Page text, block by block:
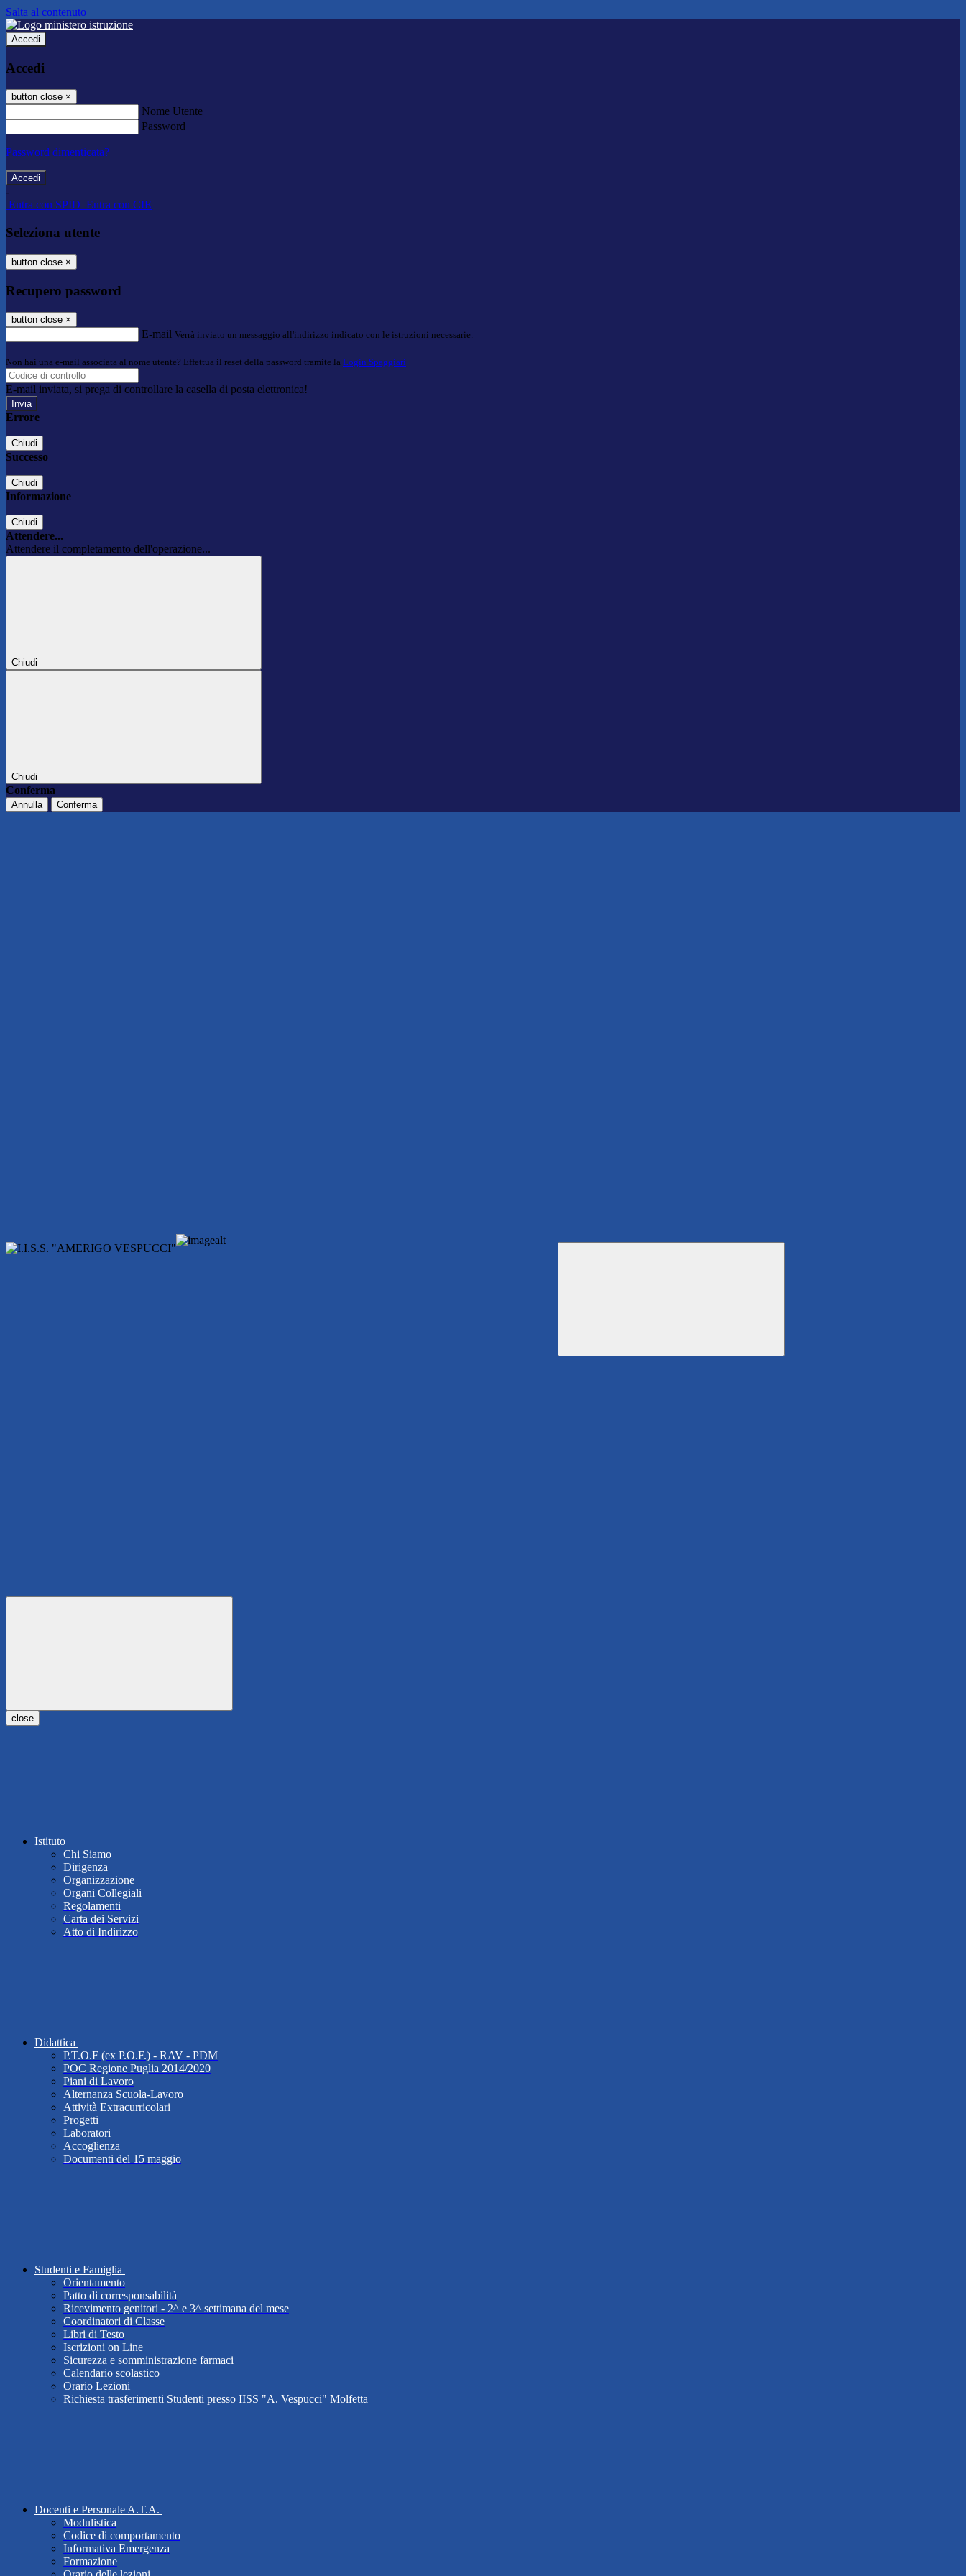
Salta al contenuto
Accedi
Accedi
button close ×
Nome Utente
Password
Password dimenticata?
-
Entra con SPID Entra con CIE
Seleziona utente
button close ×
Recupero password
button close ×
E-mail Verrà inviato un messaggio all'indirizzo indicato con le istruzioni necessarie.
Non hai una e-mail associata al nome utente? Effettua il reset della password tramite la Login Spaggiari
E-mail inviata, si prega di controllare la casella di posta elettronica!
Errore
Chiudi
Successo
Chiudi
Informazione
Chiudi
Attendere...
Attendere il completamento dell'operazione...
Chiudi
Chiudi
Conferma
Annulla Conferma
close
Istituto
Chi Siamo
Dirigenza
Organizzazione
Organi Collegiali
Regolamenti
Carta dei Servizi
Atto di Indirizzo
Didattica
P.T.O.F (ex P.O.F.) - RAV - PDM
POC Regione Puglia 2014/2020
Piani di Lavoro
Alternanza Scuola-Lavoro
Attività Extracurricolari
Progetti
Laboratori
Accoglienza
Documenti del 15 maggio
Studenti e Famiglia
Orientamento
Patto di corresponsabilità
Ricevimento genitori - 2^ e 3^ settimana del mese
Coordinatori di Classe
Libri di Testo
Iscrizioni on Line
Sicurezza e somministrazione farmaci
Calendario scolastico
Orario Lezioni
Richiesta trasferimenti Studenti presso IISS "A. Vespucci" Molfetta
Docenti e Personale A.T.A.
Modulistica
Codice di comportamento
Informativa Emergenza
Formazione